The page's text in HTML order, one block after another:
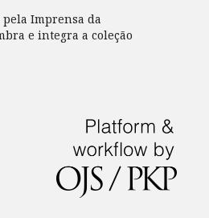
Imprensa da
e integra a coleção